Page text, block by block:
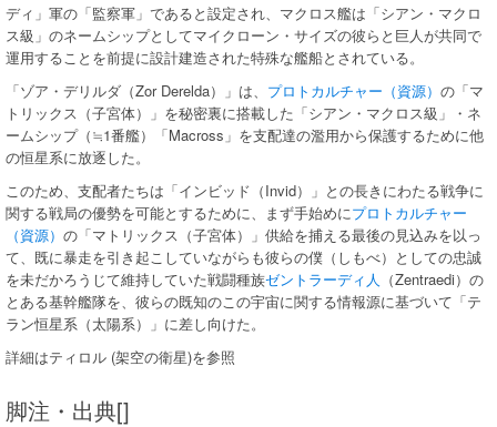
ディ」軍の「監察軍」であると設定され、マクロス艦は「シアン・マクロ
ス級」のネームシップとしてマイクローン・サイズの彼らと巨人が共同で
運用することを前提に設計建造された特殊な艦船とされている。
「ゾア・デリルダ（Zor Derelda）」は、 プロトカルチャー（資源） の「マ
トリックス（子宮体）」を秘密裏に搭載した「シアン・マクロス級」・ネ
ームシップ（≒1番艦）「Macross」を支配達の濫用から保護するために他
の恒星系に放逐した。
このため、支配者たちは「インビッド（Invid）」との長きにわたる戦争に
関する戦局の優勢を可能とするために、まず手始めにプロトカルチャー
（資源） の「マトリックス（子宮体）」供給を捕える最後の見込みを以っ
て、既に暴走を引き起こしていながらも彼らの僕（しもべ）としての忠誠
を未だかろうじて維持していた戦闘種族ゼントラーディ人 （Zentraedi）の
とある基幹艦隊を、彼らの既知のこの宇宙に関する情報源に基づいて「テ
ラン恒星系（太陽系）」に差し向けた。
詳細はティロル (架空の衛星)を参照
脚注・出典[]